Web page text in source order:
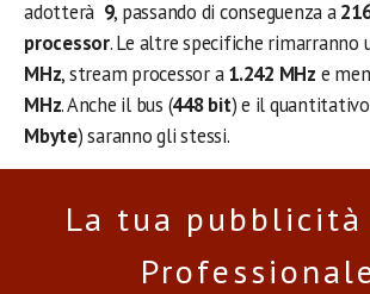
adotterà 9, passando di conseguenza a
processor. Le altre specifiche rimarranno
MHz, stream processor a1.242 MHz e
MHz. Anche il bus (448 bit) e il
Mbyte) saranno gli stessi.
La tua pubblicità